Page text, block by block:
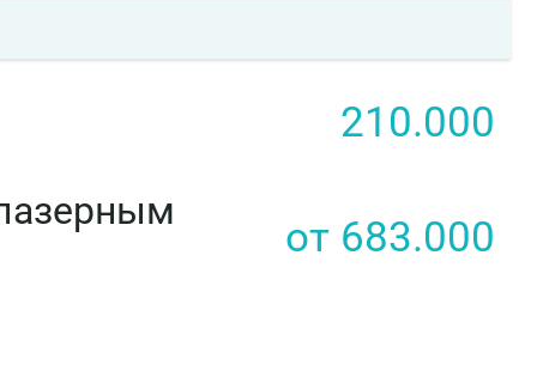
210.000
от 683.000